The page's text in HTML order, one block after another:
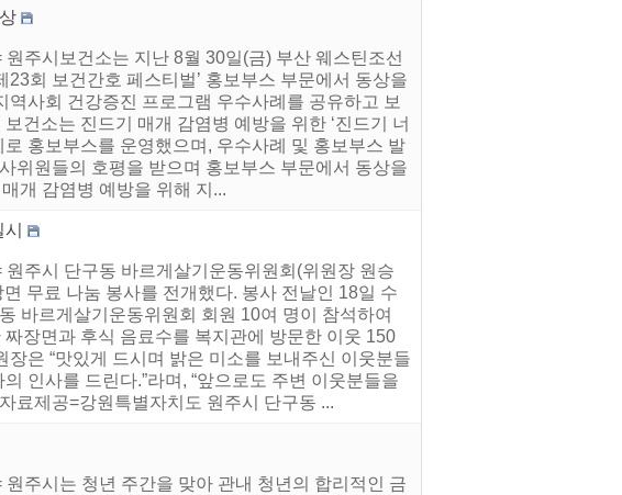
주시보건소는 지난 8월 30일(금) 부산 웨스틴조선
회 보건간호 페스티벌’ 홍보부스 부문에서 동상을
사회 건강증진 프로그램 우수사례를 공유하고 보
건소는 진드기 매개 감염병 예방을 위한 ‘진드기 너
홍보부스를 운영했으며, 우수사례 및 홍보부스 발
위원들의 호평을 받으며 홍보부스 부문에서 동상을
개 감염병 예방을 위해 지...
주시 단구동 바르게살기운동위원회(위원장 원승
무료 나눔 봉사를 전개했다. 봉사 전날인 18일 수
바르게살기운동위원회 회원 10여 명이 참석하여
장면과 후식 음료수를 복지관에 방문한 이웃 150
은 “맛있게 드시며 밝은 미소를 보내주신 이웃분들
인사를 드린다.”라며, “앞으로도 주변 이웃분들을
료제공=강원특별자치도 원주시 단구동 ...
주시는 청년 주간을 맞아 관내 청년의 합리적인 금